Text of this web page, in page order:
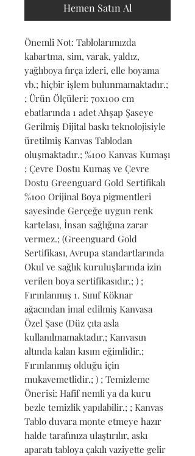
Hemen Satın Al
Önemli Not: Tablolarımızda
kabartma, sim, varak, yaldız,
yağlıboya fırça izleri, elle boyama
vb.; hiçbir işlem bulunmamaktadır.;
; Ürün Ölçüleri: 70x100 cm
ebatlarında 1 adet Ahşap Şaseye
Gerilmiş Dijital baskı teknolojisiyle
üretilmiş Kanvas Tablodan
oluşmaktadır.; %100 Kanvas Kumaşı
; Çevre Dostu Kumaş ve Çevre
Dostu Greenguard Gold Sertifikalı
%100 Orijinal Boya pigmentleri
sayesinde Gerçeğe uygun renk
kartelası, İnsan sağlığına zarar
vermez.; (Greenguard Gold
Sertifikası, Avrupa standartlarında
Okul ve sağlık kuruluşlarında izin
verilen boya sertifikasıdır.; ) ;
Fırınlanmış 1. Sınıf Köknar
ağacından imal edilmiş Kanvasa
Özel Şase (Düz çıta asla
kullanılmamaktadır.; Kanvasın
altında kalan kısım eğimlidir.;
Fırınlanmış olduğu için
mukavemetlidir.; ) ; Temizleme
Önerisi: Hafif nemli ya da kuru
bezle temizlik yapılabilir.; ; Kanvas
Tablo duvara monte etmeye hazır
halde tarafınıza ulaştırılır, askı
aparatı tabloya çakılı vaziyette gelir